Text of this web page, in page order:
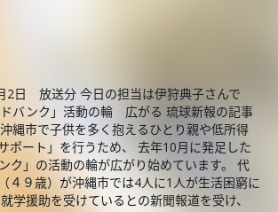
日 放送分 今日の担当は伊狩典子さんで
バンク」活動の輪 広がる 琉球新報の記事
縄市で子供を多く抱えるひとり親や低所得
ポート」を行うため、 去年10月に発足した
ク」の活動の輪が広がり始めています。 代
４９歳）が沖縄市では4人に1人が生活困窮に
学援助を受けているとの新聞報道を受け、